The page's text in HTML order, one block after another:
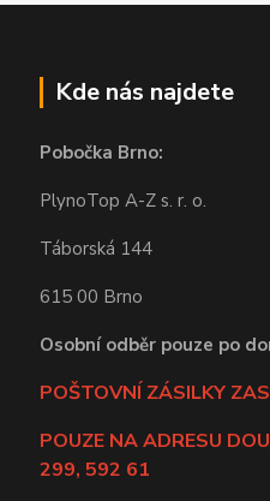
Kde nás najdete
Pobočka Brno:
PlynoTop A-Z s. r. o.
Táborská 144
615 00 Brno
Osobní odběr pouze po
POŠTOVNÍ ZÁSILKY
POUZE NA ADRESU
299, 592 61